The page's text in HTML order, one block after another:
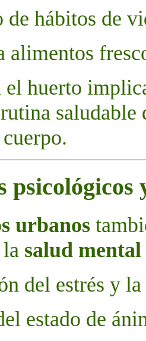
de hábitos de
alimentos
el huerto
saludable
psicológicos
urbanos
salud
del estrés y la
estado de